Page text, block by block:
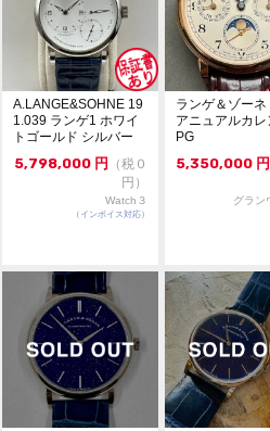
使用に伴うこまかい
ストラップ・尾錠全
目立つ大きなスレ・
やカケはありません。
経年の変化やイエロ
キズがございますの
いたしました。
総重量約68グラム、
度で）
・通信販売限定商品
は出来かねます。
・価格交渉の際は必
端と判断した値下げ
・専用出品・取置は
受付致します。
・一般のお客様から
等は依頼者様に確認
・ベルトの駒調整や
等にご依頼ください。
A.LANGE&SOHNE 19
1.039 ランゲ1 ホワイ
トゴールド シルバー
5,798,000 円 （税０
円）
Watch３
（インボイス対応）
ランゲ＆ゾー
アニュアルカレ
PG
5,350,000 円
グラン